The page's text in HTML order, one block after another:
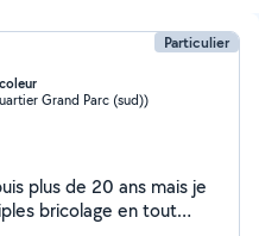
Particulier
Grand Parc (sud))
plus de 20 ans mais je
bricolage en tout